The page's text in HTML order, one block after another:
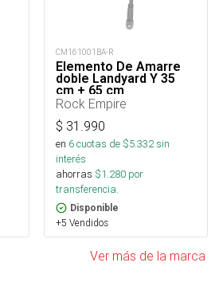
CM161001BA-R
Elemento De Amarre
doble Landyard Y 35
cm + 65 cm
Rock Empire
$ 31.990
en 6cuotas de $5.332sin
interés
ahorras $1.280 por
transferencia.
Disponible
+5 Vendidos
Ver más de la marca